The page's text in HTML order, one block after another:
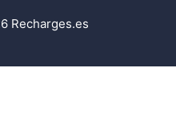
Recharges.es